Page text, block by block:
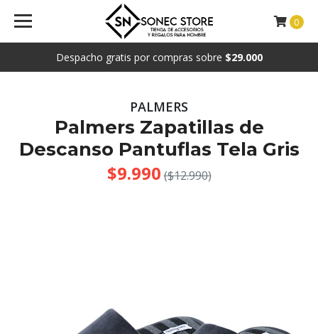
Despacho gratis por compras sobre $29.000
0
PALMERS
Palmers Zapatillas de
Descanso Pantuflas Tela Gris
$9.990 ($12.990)